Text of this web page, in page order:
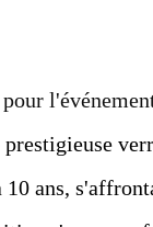
10 ans,